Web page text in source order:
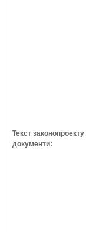
Текст законопроекту
документи: